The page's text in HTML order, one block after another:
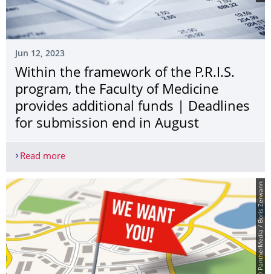
Jun 12, 2023
Within the framework of the P.R.I.S.
program, the Faculty of Medicine
provides additional funds | Deadlines
for submission end in August
Read moreWithin the framework of the P.R.I.S. program,
© PantherMedia / Boris Zerwann